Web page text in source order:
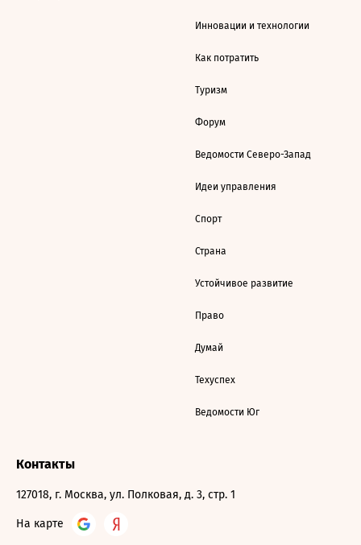
Инновации и технологии
Как потратить
Туризм
Форум
Ведомости Северо-Запад
Идеи управления
Спорт
Страна
Устойчивое развитие
Право
Думай
Техуспех
Ведомости Юг
Контакты
127018, г. Москва, ул. Полковая, д. 3, стр. 1
На карте